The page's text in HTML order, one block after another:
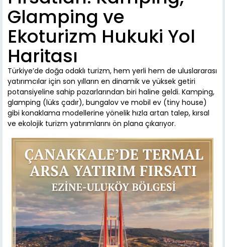
Glamping ve
Ekoturizm Hukuki Yol
Haritası
Türkiye’de doğa odaklı turizm, hem yerli hem de uluslararası
yatırımcılar için son yılların en dinamik ve yüksek getiri
potansiyeline sahip pazarlarından biri haline geldi. Kamping,
glamping (lüks çadır), bungalov ve mobil ev (tiny house)
gibi konaklama modellerine yönelik hızla artan talep, kırsal
ve ekolojik turizm yatırımlarını ön plana çıkarıyor.